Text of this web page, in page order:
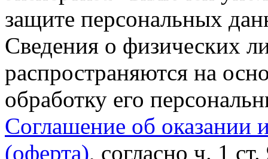
защите персональных
Сведения о физических
распространяются на
обработку его
Соглашение об оказании
(оферта), согласно ч. 1